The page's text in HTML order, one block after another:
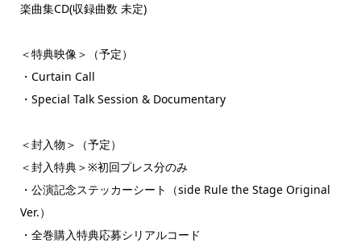
楽曲集CD(収録曲数 未定)
＜特典映像＞（予定）
・Curtain Call
・Special Talk Session & Documentary
＜封入物＞（予定）
＜封入特典＞※初回プレス分のみ
・公演記念ステッカーシート（side Rule the Stage Original
Ver.）
・全巻購入特典応募シリアルコード